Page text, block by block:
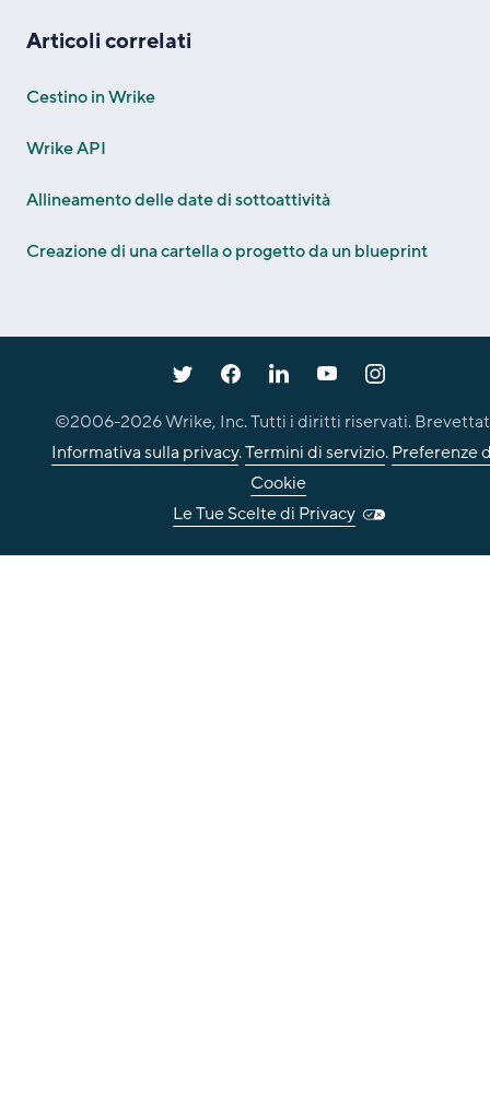
Articoli correlati
Cestino in Wrike
Wrike API
Allineamento delle date di sottoattività
Creazione di una cartella o progetto da un blueprint
©2006-2026Wrike, Inc. Tutti i diritti riservati.
Informativa sulla privacy.Termini di servizio.Preferenze
Cookie
Le Tue Scelte di Privacy